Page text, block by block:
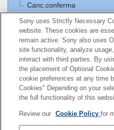
Canc.conferma
Visualizzazione delle
Modifica delle
Funzioni disponibili
Uso di un computer
Utilizzo del servizio
Sony uses Strictly Necessary
website. These cookies are
remain active. Sony also uses
site functionality, analyze
interact with third parties. By
the placement of Optional
cookie preferences at any time
Cookies" Depending on your
the full functionality of this
Review our Cookie Policyfor